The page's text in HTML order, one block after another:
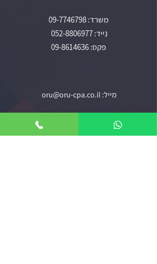
משרד:09-7746798
נייד:052-8806977
פקס:09-8614636
מייל:oru@oru-cpa.co.il